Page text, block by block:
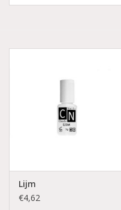
NailArt Producten
Lijm
€4,62